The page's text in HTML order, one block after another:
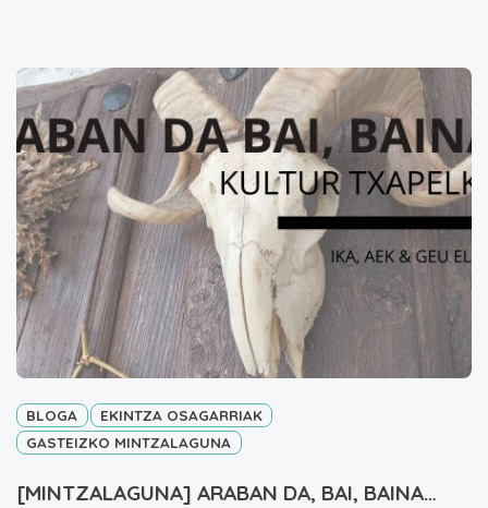
BLOGA
EKINTZA OSAGARRIAK
GASTEIZKO MINTZALAGUNA
[MINTZALAGUNA] ARABAN DA, BAI, BAINA…